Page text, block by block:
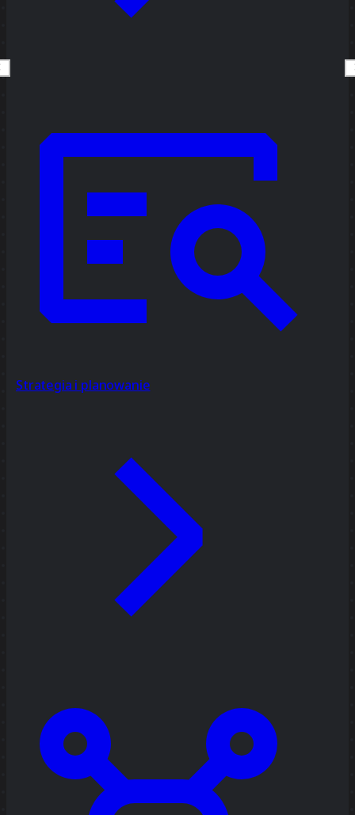
Strategia i planowanie